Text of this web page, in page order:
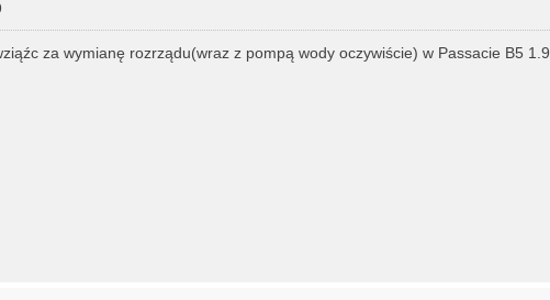
za wymianę rozrządu(wraz z pompą wody oczywiście) w Passacie B5 1.9